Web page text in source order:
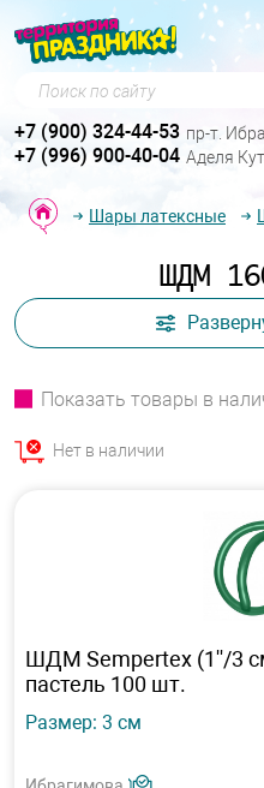
Поиск по сайту
+7 (900) 324-44-53 пр-т.
+7 (996) 900-40-04 Аделя
Шары латексные
ШДМ
Показать товары в
Нет в наличии
ШДМ Sempertex (1''/3
пастель 100 шт.
Размер: 3 см